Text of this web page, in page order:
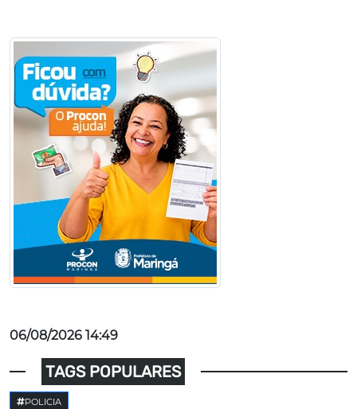
06/08/2026 14:49
TAGS POPULARES
POLICIA